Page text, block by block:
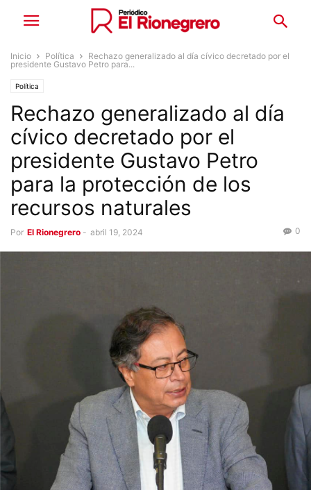
Inicio Política
Rechazo generalizado al día cívico decretado por el
presidente Gustavo Petro para...
Política
Rechazo generalizado al día
cívico decretado por el
presidente Gustavo Petro
para la protección de los
recursos naturales
Por El Rionegrero - abril 19, 2024 0